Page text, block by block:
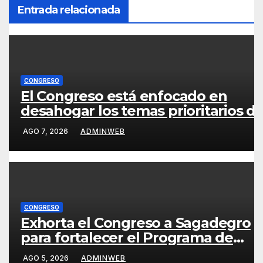
Entrada relacionada
CONGRESO
El Congreso está enfocado en
desahogar los temas prioritarios
Guerrero: Joaquín Badillo
AGO 7, 2026 ADMINWEB
CONGRESO
Exhorta el Congreso a Sagadegro
para fortalecer el Programa de
Apoyo a Productores de Maíz
AGO 5, 2026 ADMINWEB